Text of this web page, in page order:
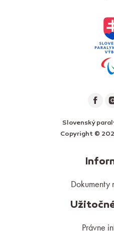
Slovenský
Copyright ©
Dokumenty
Právne